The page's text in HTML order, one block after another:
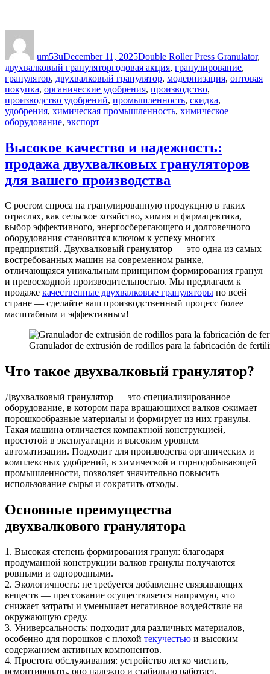
um53uDecember 11, 2025Double Roller Press Granulator,
двухвалковый грануляторTags
годовая акция, гранулирование,
гранулятор, двухвалковый гранулятор, модернизация, оптовая
покупка, органические удобрения, производство,
производство удобрений, промышленность, скидка,
удобрения, химическая промышленность, химическое
оборудование, экспорт
Высокое качество и надежность:
продажа двухвалковых грануляторов
для вашего производства
С ростом спроса на гранулированную продукцию в таких
отраслях, как сельское хозяйство, химия и фармацевтика,
выбор эффективного, энергосберегающего и долговечного
оборудования становится ключом к успеху многих
предприятий. Двухвалковый гранулятор — это одна из самых
востребованных машин на современном рынке,
отличающаяся уникальным принципом формирования гранул
и превосходной производительностью. Мы предлагаем к
продаже качественные двухвалковые грануляторы по всей
стране — сделайте ваш производственный процесс более
масштабным и эффективным!
Granulador de extrusión de rodillos para la fabricación de
Что такое двухвалковый гранулятор?
Двухвалковый гранулятор — это специализированное
оборудование, в котором пара вращающихся валков сжимает
порошкообразные материалы и формирует из них гранулы.
Такая машина отличается компактной конструкцией,
простотой в эксплуатации и высоким уровнем
автоматизации. Подходит для производства органических и
комплексных удобрений, в химической и горнодобывающей
промышленности, позволяет значительно повысить
использование сырья и сократить отходы.
Основные преимущества
двухвалкового гранулятора
1. Высокая степень формирования гранул: благодаря
продуманной конструкции валков гранулы получаются
ровными и однородными.
2. Экологичность: не требуется добавление связывающих
веществ — прессование осуществляется напрямую, что
снижает затраты и уменьшает негативное воздействие на
окружающую среду.
3. Универсальность: подходит для различных материалов,
особенно для порошков с плохой текучестью и высоким
содержанием активных компонентов.
4. Простота обслуживания: устройство легко чистить,
ремонтировать, оно надежно и стабильно работает.